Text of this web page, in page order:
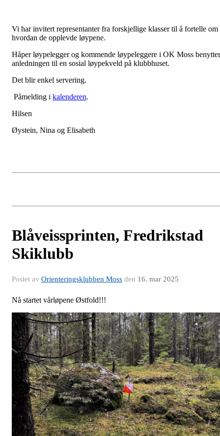
Vi har invitert representanter fra forskjellige klasser til å fortelle om
hvordan de opplevde løypene.
Håper løypelegger og kommende løypeleggere i OK Moss benytter
anledningen til en sosial løypekveld på klubbhuset.
Det blir enkel servering.
Påmelding i kalenderen.
Hilsen
Øystein, Nina og Elisabeth
Blåveissprinten, Fredrikstad
Skiklubb
Postet av Orienteringsklubben Moss den 16. mar 2025
Nå startet vårløpene Østfold!!!